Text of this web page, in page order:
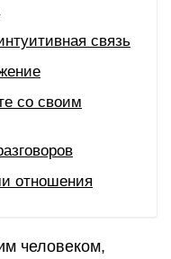
связь
со своим
отношения
человеком,